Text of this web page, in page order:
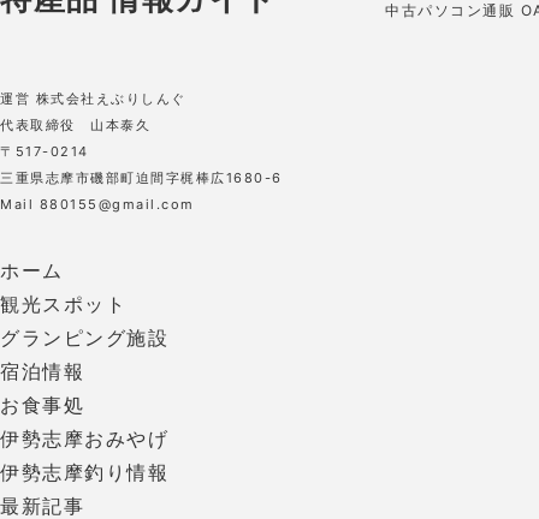
中古パソコン通販
運営 株式会社えぶりしんぐ
代表取締役 山本泰久
〒517-0214
三重県志摩市磯部町迫間字梶棒広1680-6
Mail 880155@gmail.com
ホーム
観光スポット
グランピング施設
宿泊情報
お食事処
伊勢志摩おみやげ
伊勢志摩釣り情報
最新記事